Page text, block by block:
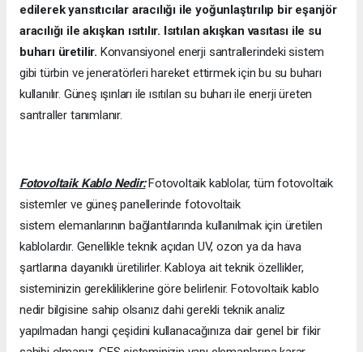
edilerek yansıtıcılar aracılığı ile yoğunlaştırılıp bir eşanjör
aracılığı ile akışkan ısıtılır. Isıtılan akışkan vasıtası ile su
buharı üretilir. Konvansiyonel enerji santrallerindeki sistem
gibi türbin ve jeneratörleri hareket ettirmek için bu su buharı
kullanılır. Güneş ışınları ile ısıtılan su buharı ile enerji üreten
santraller tanımlanır.
Fotovoltaik Kablo Nedir:Fotovoltaik kablolar, tüm fotovoltaik
sistemler ve güneş panellerinde fotovoltaik
sistem elemanlarının bağlantılarında kullanılmak için üretilen
kablolardır. Genellikle teknik açıdan UV, ozon ya da hava
şartlarına dayanıklı üretilirler. Kabloya ait teknik özellikler,
sisteminizin gerekliliklerine göre belirlenir. Fotovoltaik kablo
nedir bilgisine sahip olsanız dahi gerekli teknik analiz
yapılmadan hangi çeşidini kullanacağınıza dair genel bir fikir